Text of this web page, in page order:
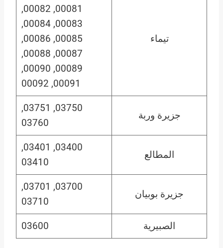
تيماء
00081, 00082,
00083, 00084,
00085, 00086,
00087, 00088,
00089, 00090,
00091, 00092
جزيرة وربة
03750, 03751,
03760
المطالع
03400, 03401,
03410
جزيرة بوبيان
03700, 03701,
03710
الصبيرية 03600